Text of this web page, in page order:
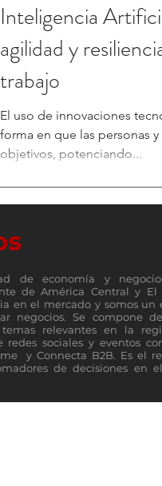
Inteligencia
agilidad y
trabajo
El uso de innovaciones
forma en que las personas
objetivos, potenciando...
de economía y
de América Central y El
en el mercado y somos un
negocios. Se compone
relevantes en la
sociales y eventos
y Connecta B2B. Es el
de decisiones en